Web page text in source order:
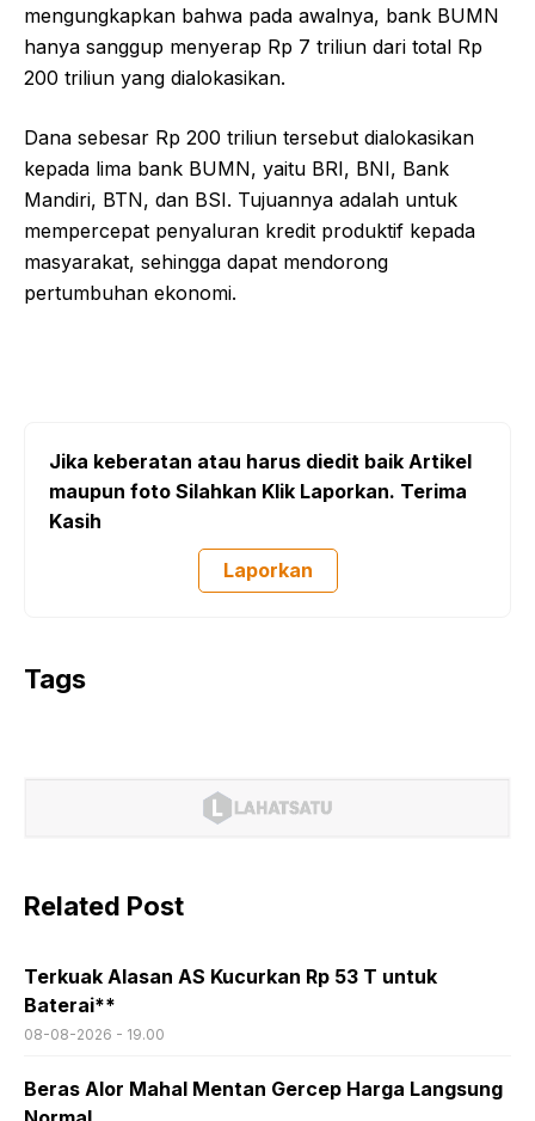
mengungkapkan bahwa pada awalnya, bank BUMN
hanya sanggup menyerap Rp 7 triliun dari total Rp
200 triliun yang dialokasikan.
Dana sebesar Rp 200 triliun tersebut dialokasikan
kepada lima bank BUMN, yaitu BRI, BNI, Bank
Mandiri, BTN, dan BSI. Tujuannya adalah untuk
mempercepat penyaluran kredit produktif kepada
masyarakat, sehingga dapat mendorong
pertumbuhan ekonomi.
Jika keberatan atau harus diedit baik Artikel
maupun foto Silahkan Klik Laporkan. Terima
Kasih
Laporkan
Tags
Related Post
Terkuak Alasan AS Kucurkan Rp 53 T untuk
Baterai**
08-08-2026 - 19.00
Beras Alor Mahal Mentan Gercep Harga Langsung